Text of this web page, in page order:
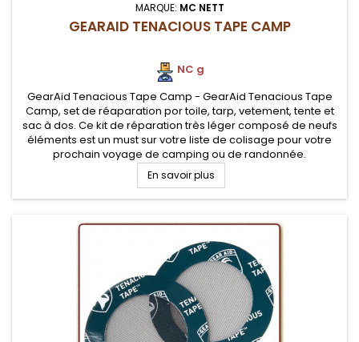
MARQUE: MC NETT
GEARAID TENACIOUS TAPE CAMP
NC g
GearAid Tenacious Tape Camp - GearAid Tenacious Tape
Camp, set de réaparation por toile, tarp, vetement, tente et
sac à dos. Ce kit de réparation très léger composé de neufs
éléments est un must sur votre liste de colisage pour votre
prochain voyage de camping ou de randonnée.
En savoir plus